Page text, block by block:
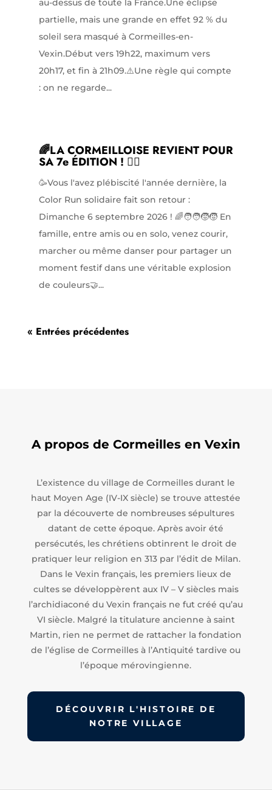
au-dessus de toute la France.Une éclipse
partielle, mais une grande en effet 92 % du
soleil sera masqué à Cormeilles-en-
Vexin.Début vers 19h22, maximum vers
20h17, et fin à 21h09.⚠️Une règle qui compte
: on ne regarde...
🌈LA CORMEILLOISE REVIENT POUR
SA 7e ÉDITION ! 🏃‍♀️
🥳Vous l'avez plébiscité l'année dernière, la
Color Run solidaire fait son retour :
Dimanche 6 septembre 2026 ! 🌈🧑‍🧑‍🧒‍🧒 En
famille, entre amis ou en solo, venez courir,
marcher ou même danser pour partager un
moment festif dans une véritable explosion
de couleurs🤝...
« Entrées précédentes
A propos de Cormeilles en Vexin
L’existence du village de Cormeilles durant le
haut Moyen Age (IV-IX siècle) se trouve attestée
par la découverte de nombreuses sépultures
datant de cette époque. Après avoir été
persécutés, les chrétiens obtinrent le droit de
pratiquer leur religion en 313 par l’édit de Milan.
Dans le Vexin français, les premiers lieux de
cultes se développèrent aux IV – V siècles mais
l’archidiaconé du Vexin français ne fut créé qu’au
VI siècle. Malgré la titulature ancienne à saint
Martin, rien ne permet de rattacher la fondation
de l’église de Cormeilles à l’Antiquité tardive ou
l’époque mérovingienne.
DÉCOUVRIR L'HISTOIRE DE
NOTRE VILLAGE